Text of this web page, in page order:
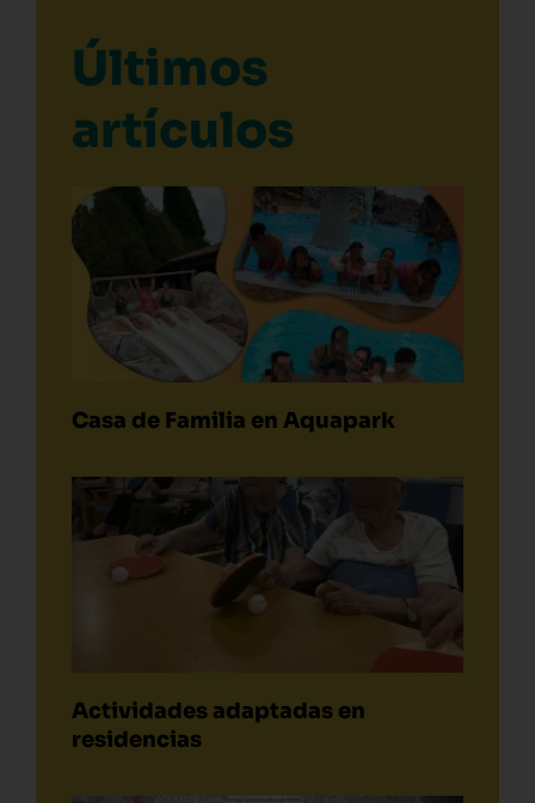
Últimos
artículos
Casa de Familia en Aquapark
Actividades adaptadas en
residencias